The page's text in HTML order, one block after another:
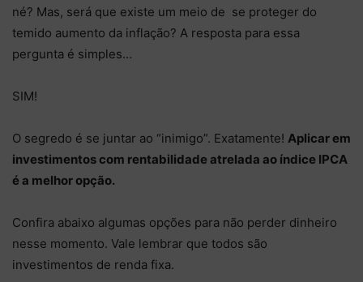
né? Mas, será que existe um meio de se proteger do
temido aumento da inflação? A resposta para essa
pergunta é simples…
SIM!
O segredo é se juntar ao “inimigo”. Exatamente! Aplicar em
investimentos com rentabilidade atrelada ao índice IPCA
é a melhor opção.
Confira abaixo algumas opções para não perder dinheiro
nesse momento. Vale lembrar que todos são
investimentos de renda fixa.